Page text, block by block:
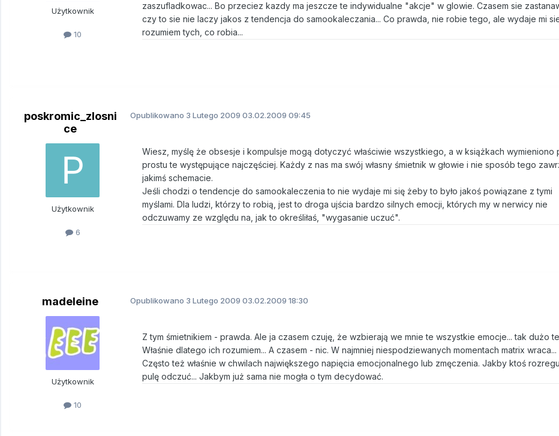
Użytkownik
10
zaszufladkowac... Bo przeciez kazdy ma jeszcze te indywidualne "akcje" w glowie. Czasem sie
czy to sie nie laczy jakos z tendencja do samookaleczania... Co prawda, nie robie tego, ale wydaje mi
rozumiem tych, co robia...
poskromic_zlosni
ce
Użytkownik
6
Opublikowano 3 Lutego 2009 03.02.2009 09:45
Wiesz, myślę że obsesje i kompulsje mogą dotyczyć właściwie wszystkiego, a w książkach wymieniono
prostu te występujące najczęściej. Każdy z nas ma swój własny śmietnik w głowie i nie sposób tego
jakimś schemacie.
Jeśli chodzi o tendencje do samookaleczenia to nie wydaje mi się żeby to było jakoś powiązane z tymi
myślami. Dla ludzi, którzy to robią, jest to droga ujścia bardzo silnych emocji, których my w nerwicy nie
odczuwamy ze względu na, jak to określiłaś, "wygasanie uczuć".
madeleine
Użytkownik
10
Opublikowano 3 Lutego 2009 03.02.2009 18:30
Z tym śmietnikiem - prawda. Ale ja czasem czuję, że wzbierają we mnie te wszystkie emocje... tak dużo
Właśnie dlatego ich rozumiem... A czasem - nic. W najmniej niespodziewanych momentach matrix wraca...
Często też właśnie w chwilach największego napięcia emocjonalnego lub zmęczenia. Jakby ktoś
pulę odczuć... Jakbym już sama nie mogła o tym decydować.